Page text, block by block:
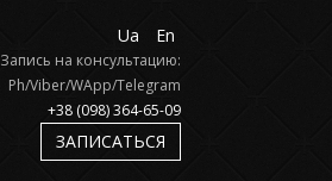
Ua En
Запись на консультацию:
Ph/Viber/WApp/Telegram
+38 (098) 364-65-09
ЗАПИСАТЬСЯ